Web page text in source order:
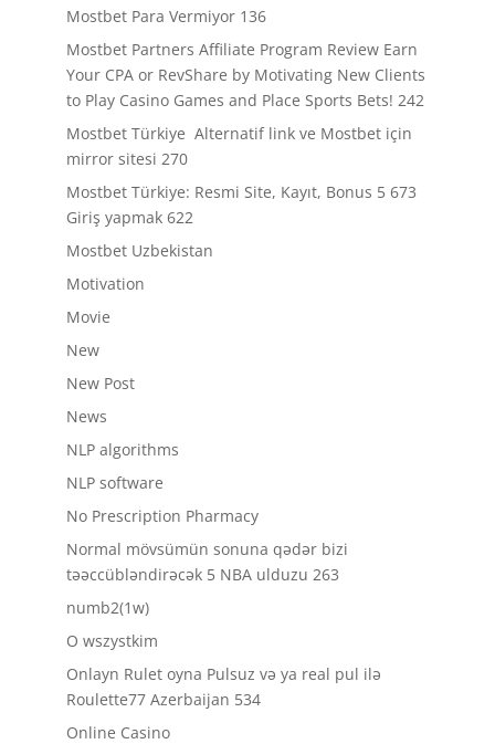
Mostbet Para Vermiyor 136
Mostbet Partners Affiliate Program Review Earn
Your CPA or RevShare by Motivating New Clients
to Play Casino Games and Place Sports Bets! 242
Mostbet Türkiye ️ Alternatif link ve Mostbet için
mirror sitesi 270
Mostbet Türkiye: Resmi Site, Kayıt, Bonus 5 673
Giriş yapmak 622
Mostbet Uzbekistan
Motivation
Movie
New
New Post
News
NLP algorithms
NLP software
No Prescription Pharmacy
Normal mövsümün sonuna qədər bizi
təəccübləndirəcək 5 NBA ulduzu 263
numb2(1w)
O wszystkim
Onlayn Rulet oyna Pulsuz və ya real pul ilə
Roulette77 Azerbaijan 534
Online Casino